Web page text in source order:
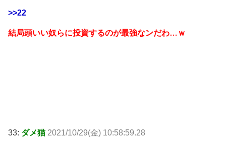
>>22
結局頭いい奴らに投資するのが最強なンだわ…ｗ
33: ダメ猫 2021/10/29(金) 10:58:59.28